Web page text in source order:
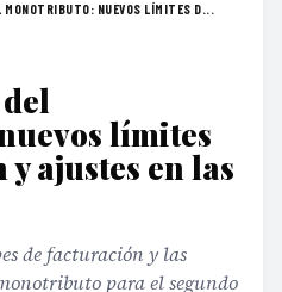
MONOTRIBUTO: NUEVOS LÍMITES D...
límites
ajustes en las
de facturación y las
para el segundo